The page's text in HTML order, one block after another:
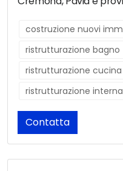
costruzione nuovi
ristrutturazione bagno
ristrutturazione cucina
ristrutturazione interna
Contatta